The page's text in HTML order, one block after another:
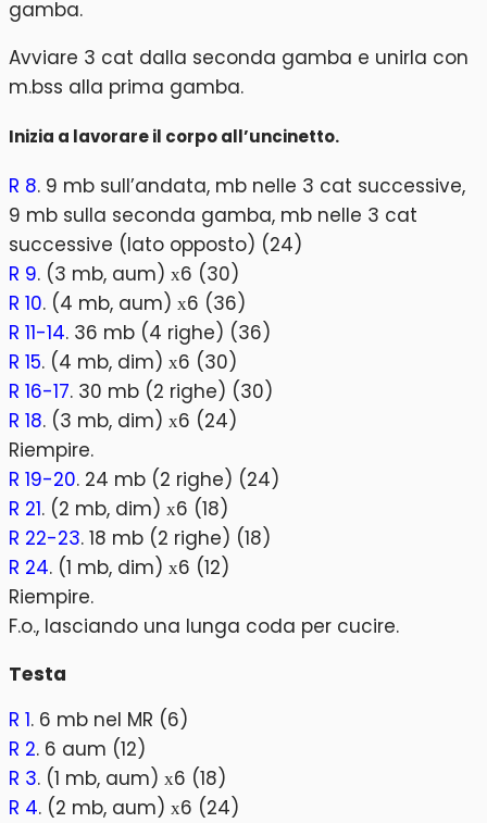
gamba.
Avviare 3 cat dalla seconda gamba e unirla con
m.bss alla prima gamba.
Inizia a lavorare il corpo all’uncinetto.
R 8. 9 mb sull’andata, mb nelle 3 cat successive,
9 mb sulla seconda gamba, mb nelle 3 cat
successive (lato opposto) (24)
R 9. (3 mb, aum) х6 (30)
R 10. (4 mb, aum) х6 (36)
R 11-14. 36 mb (4 righe) (36)
R 15. (4 mb, dim) х6 (30)
R 16-17. 30 mb (2 righe) (30)
R 18. (3 mb, dim) х6 (24)
Riempire.
R 19-20. 24 mb (2 righe) (24)
R 21. (2 mb, dim) х6 (18)
R 22-23. 18 mb (2 righe) (18)
R 24. (1 mb, dim) х6 (12)
Riempire.
F.o., lasciando una lunga coda per cucire.
Testa
R 1. 6 mb nel MR (6)
R 2. 6 aum (12)
R 3. (1 mb, aum) х6 (18)
R 4. (2 mb, aum) х6 (24)